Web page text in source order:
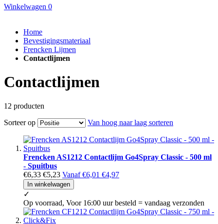
Winkelwagen 0
Home
Bevestigingsmateriaal
Frencken Lijmen
Contactlijmen
Contactlijmen
12 producten
Sorteer op
Van hoog naar laag sorteren
Frencken AS1212 Contactlijm Go4Spray Classic - 500 ml
- Spuitbus
€6,33 €5,23 Vanaf €6,01 €4,97
In winkelwagen
✓
Op voorraad, Voor 16:00 uur besteld = vandaag verzonden